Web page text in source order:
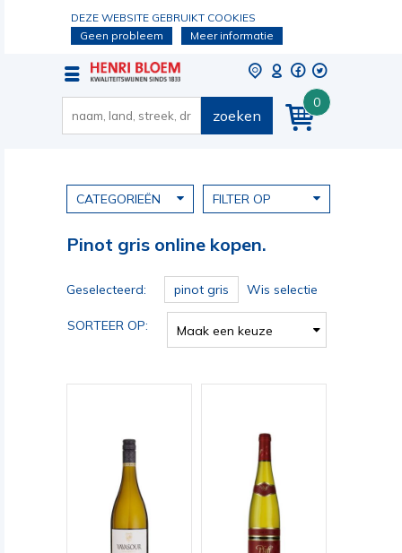
DEZE WEBSITE GEBRUIKT COOKIES
Geen probleem
Meer informatie
0
zoeken
CATEGORIEËN FILTER OP
Pinot gris online kopen.
Geselecteerd: pinot gris Wis selectie
SORTEER OP: Maak een keuze